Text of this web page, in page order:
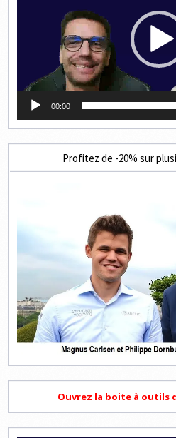
00:00
Profitez de -20% sur
Ouvrez la boite à outils